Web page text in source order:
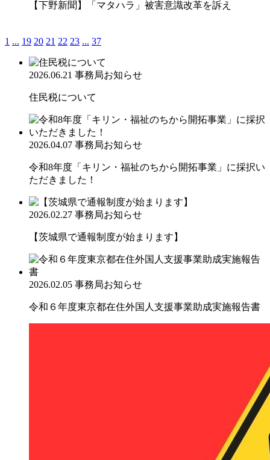
【下野新聞】「マタハラ」被害意識改革を訴え
1 ... 19 20 21 22 23 ... 37
2026.06.21 事務局お知らせ
住民税について
2026.04.07 事務局お知らせ
令和8年度「キリン・福祉のちから開拓事業」に採択い
ただきました！
2026.02.27 事務局お知らせ
【茨城県で通報制度が始まります】
2026.02.05 事務局お知らせ
令和６年度東京都在住外国人支援事業助成実施報告書